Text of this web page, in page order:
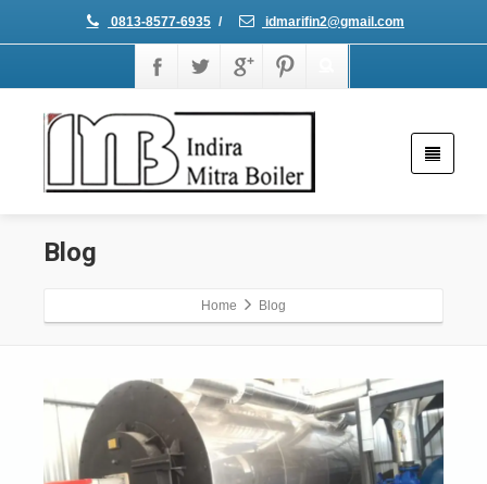
0813-8577-6935 / idmarifin2@gmail.com
Blog
Home Blog